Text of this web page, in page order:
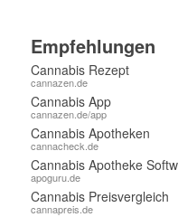
Empfehlungen
Cannabis Rezept
cannazen.de
Cannabis App
cannazen.de/app
Cannabis Apotheken
cannacheck.de
Cannabis Apotheke
apoguru.de
Cannabis Preisvergleich
cannapreis.de